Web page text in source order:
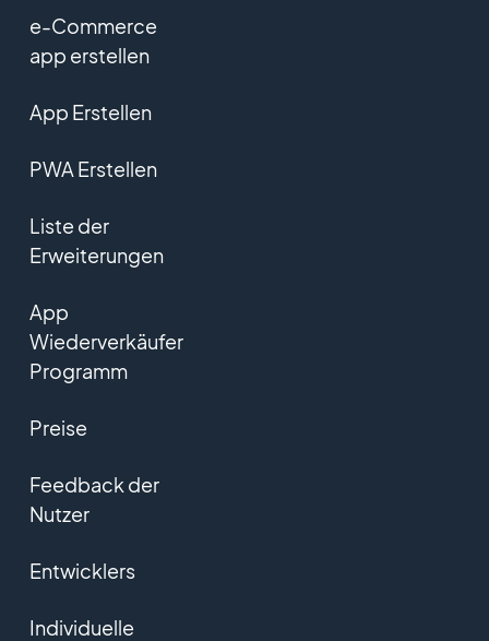
e-Commerce
app erstellen
App Erstellen
PWA Erstellen
Liste der
Erweiterungen
App
Wiederverkäufer
Programm
Preise
Feedback der
Nutzer
Entwicklers
Individuelle